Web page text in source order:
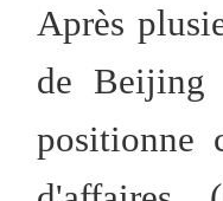
Après
de Beijing
positionne